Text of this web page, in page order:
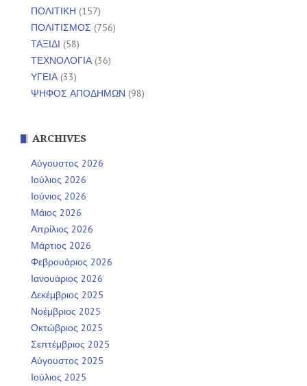
ΠΟΛΙΤΙΚΗ (157)
ΠΟΛΙΤΙΣΜΟΣ (756)
ΤΑΞΙΔΙ (58)
ΤΕΧΝΟΛΟΓΙΑ(36)
ΥΓΕΙΑ(33)
ΨΗΦΟΣ ΑΠΟΔΗΜΩΝ (98)
ARCHIVES
Αύγουστος 2026
Ιούλιος 2026
Ιούνιος 2026
Μάιος 2026
Απρίλιος 2026
Μάρτιος 2026
Φεβρουάριος 2026
Ιανουάριος 2026
Δεκέμβριος 2025
Νοέμβριος 2025
Οκτώβριος 2025
Σεπτέμβριος 2025
Αύγουστος 2025
Ιούλιος 2025